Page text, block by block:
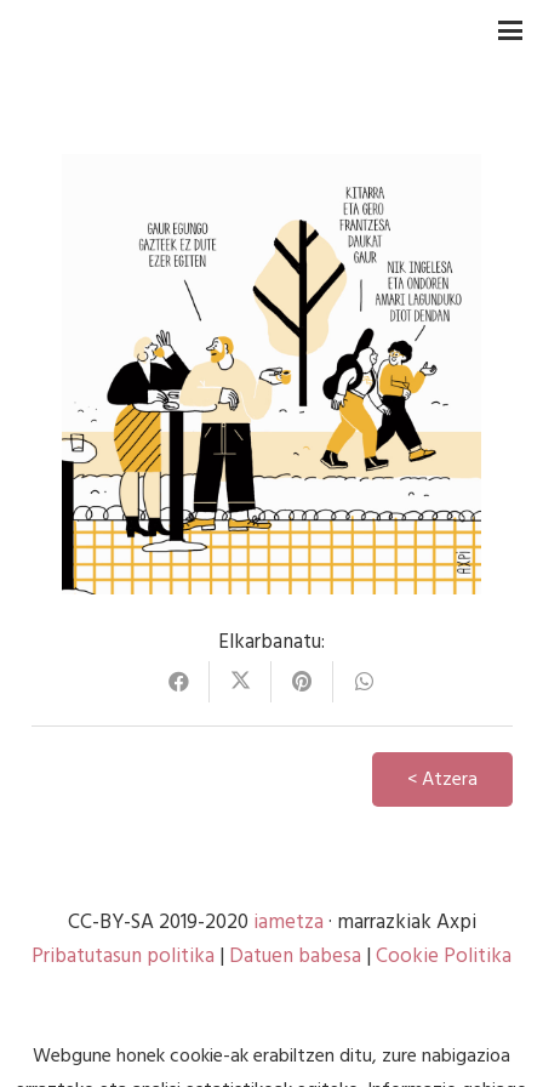
Elkarbanatu:
< Atzera
CC-BY-SA 2019-2020 iametza· marrazkiak Axpi
Pribatutasun politika | Datuen babesa |Cookie Politika
Webgune honek cookie-ak erabiltzen ditu, zure nabigazioa